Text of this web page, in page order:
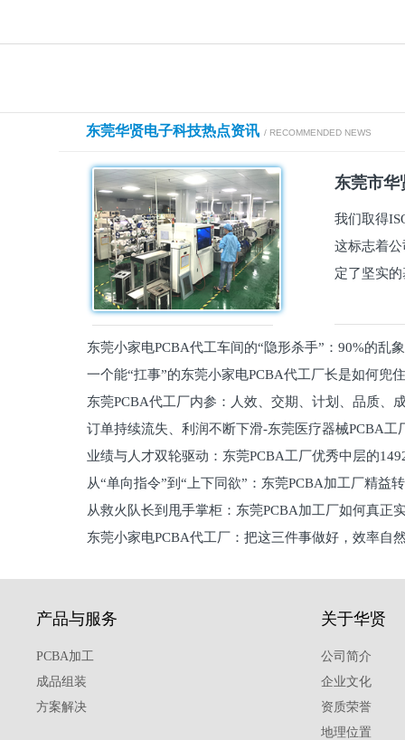
东莞华贤电子科技热点资讯 / RECOMMENDED NEWS
东莞市华
我们取得
这标志着
定了坚实
东莞小家电PCBA代工车间的“隐形杀手”：90%的乱
员工一个能“扛事”的东莞小家电PCBA代工厂长是如何兜
东莞PCBA代工厂内参：人效、交期、计划、品质
维锁客法则
订单持续流失、利润不断下滑-东莞医疗器械PCBA工
理死穴必须堵住
业绩与人才双轮驱动：东莞PCBA工厂优秀中层的
从“单向指令”到“上下同欲”：东莞PCBA加工厂精益
关键从救火队长到甩手掌柜：东莞PCBA加工厂如何真正
东莞小家电PCBA代工厂：把这三件事做好，效率自
产品与服务
PCBA加工
成品组装
方案解决
关于华贤
公司简介
企业文化
资质荣誉
地理位置